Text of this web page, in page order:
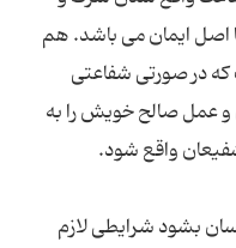
ایمان می باشد. هم
در صورتی شفاعتی
عمل صالح خویش را به
بشود شرایطی لازم